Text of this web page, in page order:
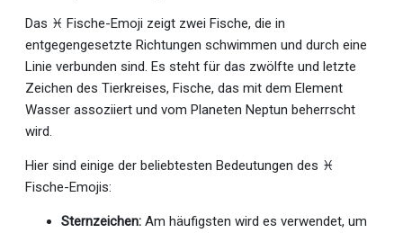
Das ♓ Fische-Emoji zeigt zwei Fische, die in
entgegengesetzte Richtungen schwimmen und durch eine
Linie verbunden sind. Es steht für das zwölfte und letzte
Zeichen des Tierkreises, Fische, das mit dem Element
Wasser assoziiert und vom Planeten Neptun beherrscht
wird.
Hier sind einige der beliebtesten Bedeutungen des ♓
Fische-Emojis:
Sternzeichen: Am häufigsten wird es verwendet, um